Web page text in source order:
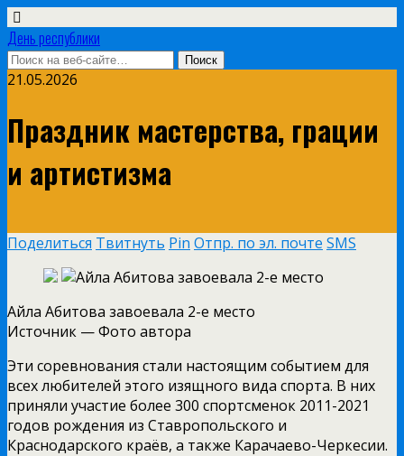
День республики
21.05.2026
Праздник мастерства, грации
и артистизма
Поделиться Твитнуть Pin Отпр. по эл. почте SMS
Айла Абитова завоевала 2-е место
Источник —Фото автора
Эти соревнования стали настоящим событием для
всех любителей этого изящного вида спорта. В них
приняли участие более 300 спортсменок 2011-2021
годов рождения из Ставропольского и
Краснодарского краёв, а также Карачаево-Черкесии.